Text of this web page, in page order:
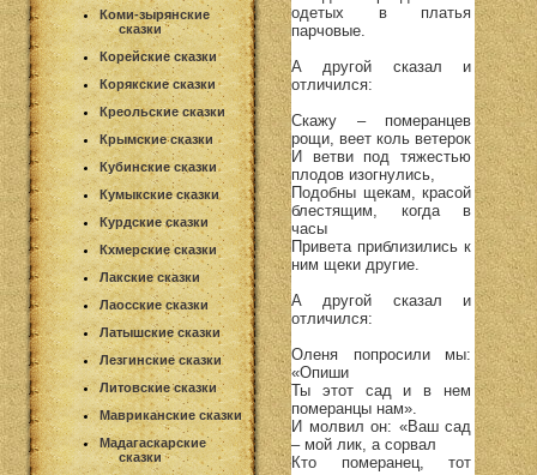
Коми-зырянские
сказки
Корейские сказки
Корякские сказки
Креольские сказки
Крымские сказки
Кубинские сказки
Кумыкские сказки
Курдские сказки
Кхмерские сказки
Лакские сказки
Лаосские сказки
Латышские сказки
Лезгинские сказки
Литовские сказки
Мавриканские сказки
Мадагаскарские
сказки
одетых в платья
парчовые.
А другой сказал и
отличился:
Скажу – померанцев
рощи, веет коль ветерок
И ветви под тяжестью
плодов изогнулись,
Подобны щекам, красой
блестящим, когда в
часы
Привета приблизились к
ним щеки другие.
А другой сказал и
отличился:
Оленя попросили мы:
«Опиши
Ты этот сад и в нем
померанцы нам».
И молвил он: «Ваш сад
– мой лик, а сорвал
Кто померанец, тот